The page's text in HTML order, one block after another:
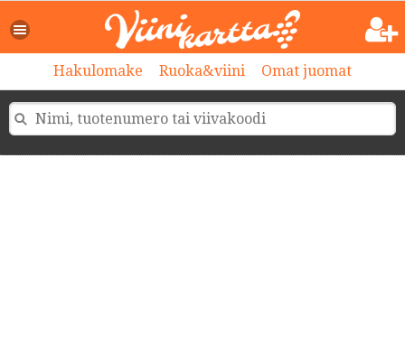
Hakulomake Ruoka&viini Omat juomat